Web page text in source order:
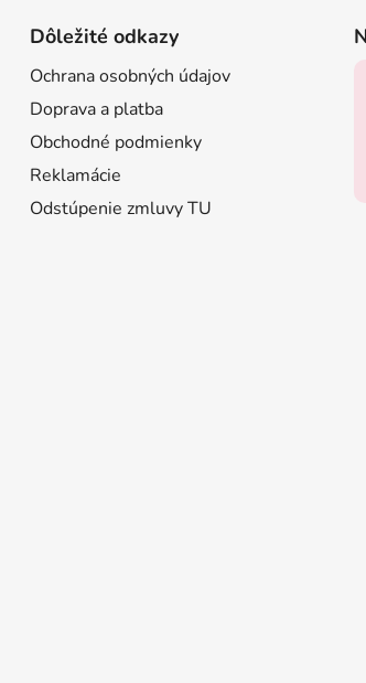
Dôležité odkazy
Ochrana osobných údajov
Doprava a platba
Obchodné podmienky
Reklamácie
Odstúpenie zmluvy TU